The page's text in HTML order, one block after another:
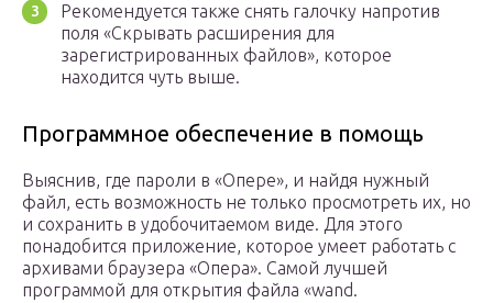
Рекомендуется также снять галочку напротив
поля «Скрывать расширения для
зарегистрированных файлов», которое
находится чуть выше.
Программное обеспечение в помощь
Выяснив, где пароли в «Опере», и найдя нужный
файл, есть возможность не только просмотреть их, но
и сохранить в удобочитаемом виде. Для этого
понадобится приложение, которое умеет работать с
архивами браузера «Опера». Самой лучшей
программой для открытия файла «wand.